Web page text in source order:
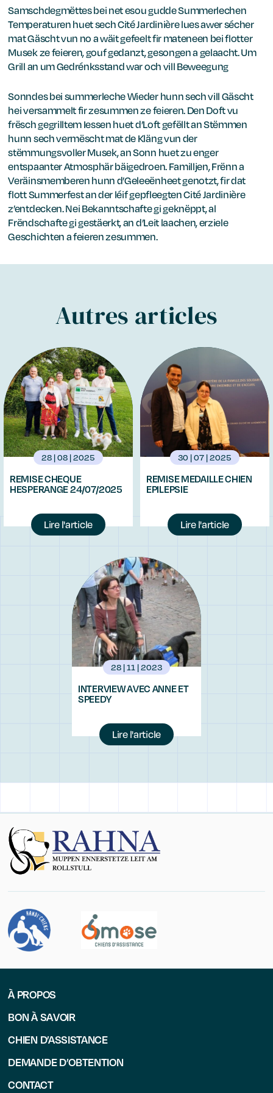
Samschdegmëttes bei net esou gudde Summerlechen
Temperaturen huet sech Cité Jardinière lues awer sécher
mat Gäscht vun no a wäit gefeelt fir mateneen bei flotter
Musek ze feieren, gouf gedanzt, gesongen a gelaacht. Um
Grill an um Gedrénksstand war och vill Beweegung
Sonndes bei summerleche Wieder hunn sech vill Gäscht
hei versammelt fir zesummen ze feieren. Den Doft vu
frësch gegrilltem Iessen huet d’Loft gefëllt an Stëmmen
hunn sech vermëscht mat de Kläng vun der
stëmmungsvoller Musek, an Sonn huet zu enger
entspaanter Atmosphär bäigedroen. Familljen, Frënn a
Veräinsmemberen hunn d’Geleeënheet genotzt, fir dat
flott Summerfest an der léif gepfleegten Cité Jardinière
z’entdecken. Nei Bekanntschafte gi geknëppt, al
Frëndschafte gi gestäerkt, an d’Leit laachen, erziele
Geschichten a feieren zesummen.
Autres articles
28 | 08 | 2025
REMISE CHEQUE
HESPERANGE 24/07/2025
Lire l'article
30 | 07 | 2025
REMISE MEDAILLE CHIEN
EPILEPSIE
Lire l'article
28 | 11 | 2023
INTERVIEW AVEC ANNE ET
SPEEDY
Lire l'article
À PROPOS
BON À SAVOIR
CHIEN D’ASSISTANCE
DEMANDE D’OBTENTION
CONTACT